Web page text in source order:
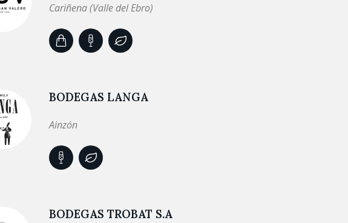
Cariñena (Valle del Ebro)
BODEGAS LANGA
Ainzón
BODEGAS TROBAT S.A